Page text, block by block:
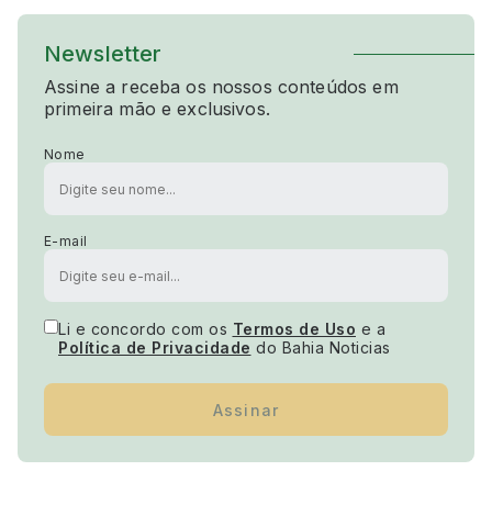
Newsletter
Assine a receba os nossos conteúdos em
primeira mão e exclusivos.
Nome
E-mail
Li e concordo com os Termos de Uso e a
Política de Privacidade do Bahia Noticias
Assinar